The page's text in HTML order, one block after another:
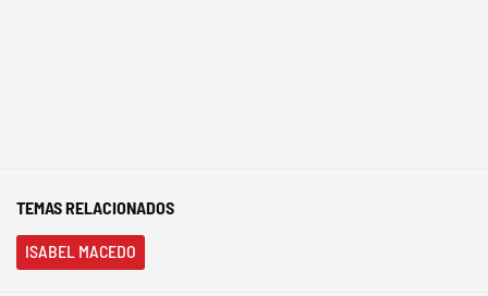
TEMAS RELACIONADOS
ISABEL MACEDO